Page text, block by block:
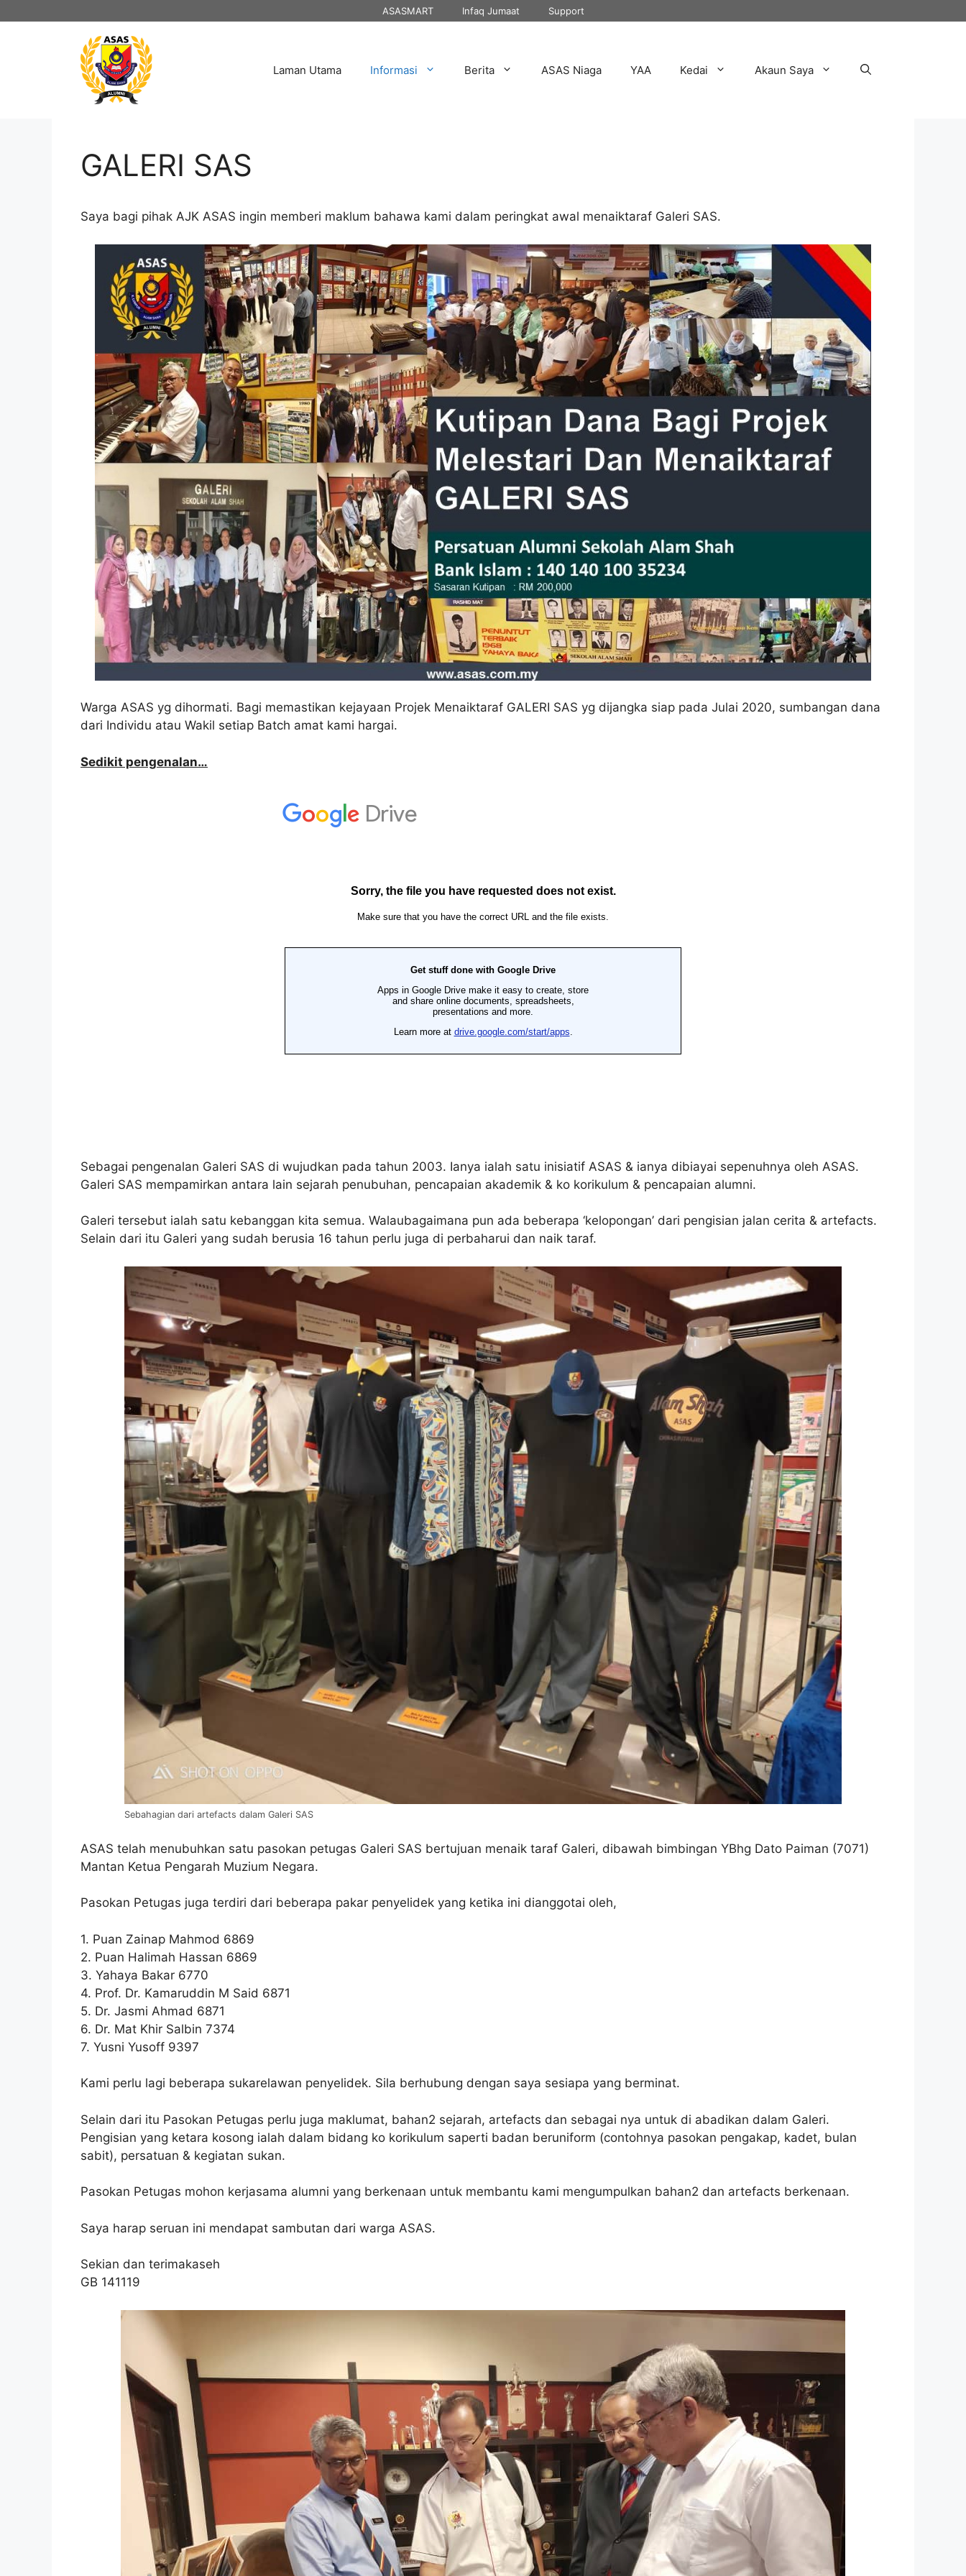
to
ASASMART Infaq Jumaat Support
Laman Utama Informasi Berita ASAS Niaga YAA Kedai Akaun Saya
GALERI SAS
Saya bagi pihak AJK ASAS ingin memberi maklum bahawa kami dalam peringkat awal menaiktaraf Galeri SAS.
Warga ASAS yg dihormati. Bagi memastikan kejayaan Projek Menaiktaraf GALERI SAS yg dijangka siap pada Julai 2020, sumbangan dana
dari Individu atau Wakil setiap Batch amat kami hargai.
Sedikit pengenalan…
Sebagai pengenalan Galeri SAS di wujudkan pada tahun 2003. Ianya ialah satu inisiatif ASAS & ianya dibiayai sepenuhnya oleh ASAS.
Galeri SAS mempamirkan antara lain sejarah penubuhan, pencapaian akademik & ko korikulum & pencapaian alumni.
Galeri tersebut ialah satu kebanggan kita semua. Walaubagaimana pun ada beberapa ‘kelopongan’ dari pengisian jalan cerita & artefacts.
Selain dari itu Galeri yang sudah berusia 16 tahun perlu juga di perbaharui dan naik taraf.
Sebahagian dari artefacts dalam Galeri SAS
ASAS telah menubuhkan satu pasokan petugas Galeri SAS bertujuan menaik taraf Galeri, dibawah bimbingan YBhg Dato Paiman (7071)
Mantan Ketua Pengarah Muzium Negara.
Pasokan Petugas juga terdiri dari beberapa pakar penyelidek yang ketika ini dianggotai oleh,
1. Puan Zainap Mahmod 6869
2. Puan Halimah Hassan 6869
3. Yahaya Bakar 6770
4. Prof. Dr. Kamaruddin M Said 6871
5. Dr. Jasmi Ahmad 6871
6. Dr. Mat Khir Salbin 7374
7. Yusni Yusoff 9397
Kami perlu lagi beberapa sukarelawan penyelidek. Sila berhubung dengan saya sesiapa yang berminat.
Selain dari itu Pasokan Petugas perlu juga maklumat, bahan2 sejarah, artefacts dan sebagai nya untuk di abadikan dalam Galeri.
Pengisian yang ketara kosong ialah dalam bidang ko korikulum saperti badan beruniform (contohnya pasokan pengakap, kadet, bulan
sabit), persatuan & kegiatan sukan.
Pasokan Petugas mohon kerjasama alumni yang berkenaan untuk membantu kami mengumpulkan bahan2 dan artefacts berkenaan.
Saya harap seruan ini mendapat sambutan dari warga ASAS.
Sekian dan terimakaseh
GB 141119